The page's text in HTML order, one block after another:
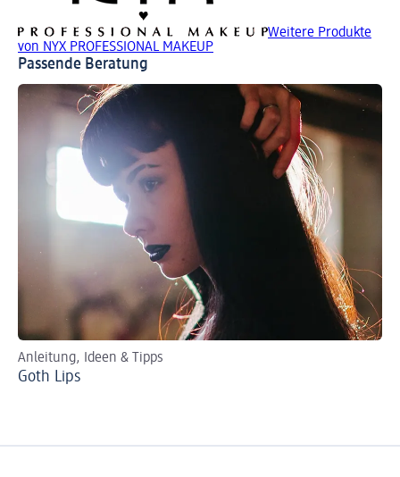
Weitere Produkte
von NYX PROFESSIONAL MAKEUP
Passende Beratung
Anleitung, Ideen & Tipps
Goth Lips